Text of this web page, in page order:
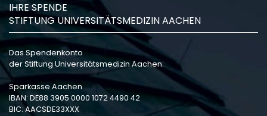
IHRE SPENDE
STIFTUNG UNIVERSITÄTSMEDIZIN AACHEN
Das Spendenkonto
der Stiftung Universitätsmedizin Aachen:
Sparkasse Aachen
IBAN: DE88 3905 0000 1072 4490 42
BIC: AACSDE33XXX